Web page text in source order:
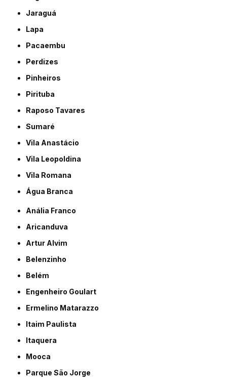
Jaraguá
Lapa
Pacaembu
Perdizes
Pinheiros
Pirituba
Raposo Tavares
Sumaré
Vila Anastácio
Vila Leopoldina
Vila Romana
Água Branca
Anália Franco
Aricanduva
Artur Alvim
Belenzinho
Belém
Engenheiro Goulart
Ermelino Matarazzo
Itaim Paulista
Itaquera
Mooca
Parque São Jorge